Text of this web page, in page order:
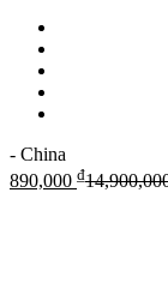
- China
890,000 ₫